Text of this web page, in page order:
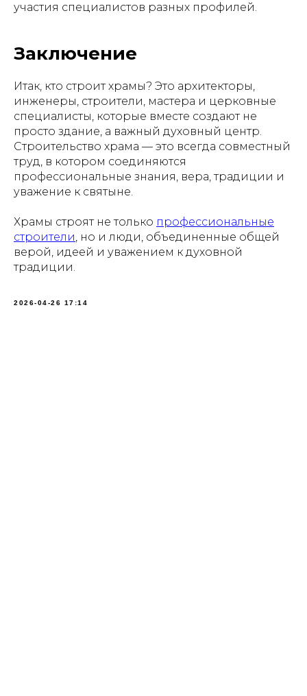
участия специалистов разных профилей.
Заключение
Итак, кто строит храмы? Это архитекторы,
инженеры, строители, мастера и церковные
специалисты, которые вместе создают не
просто здание, а важный духовный центр.
Строительство храма — это всегда совместный
труд, в котором соединяются
профессиональные знания, вера, традиции и
уважение к святыне.
Храмы строят не только профессиональные
строители, но и люди, объединенные общей
верой, идеей и уважением к духовной
традиции.
2026-04-26 17:14